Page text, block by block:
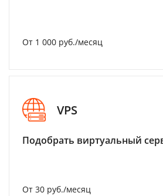
От 1 000 руб./месяц
VPS
Подобрать виртуальный
От 30 руб./месяц